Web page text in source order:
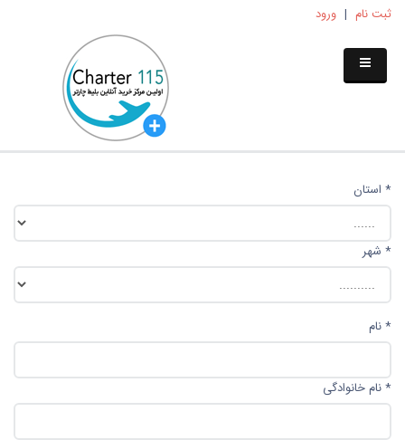
ثبت نام | ورود
* استان
* شهر
*نام
*نام خانوادگی